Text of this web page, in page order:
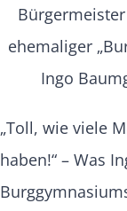
ehemaliger
Ingo
„Toll, wie viele
haben!“ – Was